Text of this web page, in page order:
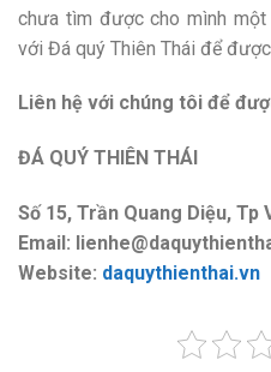
chưa tìm được cho mình
với Đá quý Thiên Thái để
Liên hệ với chúng tôi để
ĐÁ QUÝ THIÊN THÁI
Số 15, Trần Quang Diệu, Tp
Email:
Website: daquythienthai.vn